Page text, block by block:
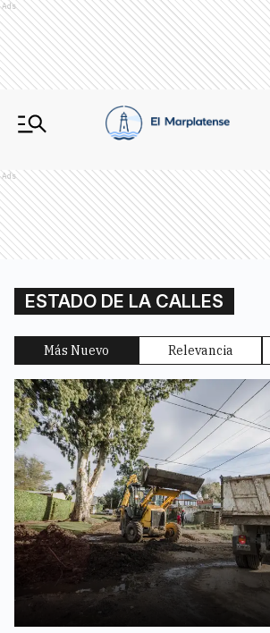
Ads
Ads
ESTADO DE LA CALLES
Más Nuevo Relevancia